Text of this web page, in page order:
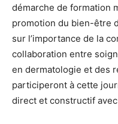
démarche de formation
promotion du bien-être
sur l’importance de la
collaboration entre
en dermatologie et des
participeront à cette
direct et constructif